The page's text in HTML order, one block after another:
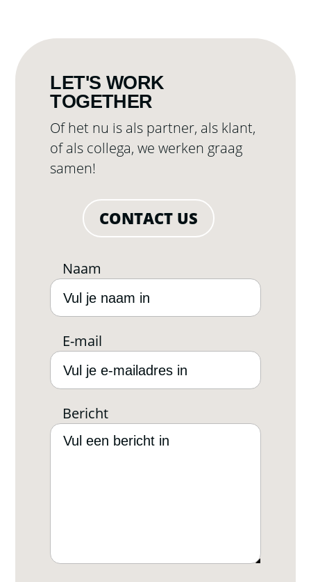
LET'S WORK
TOGETHER
Of het nu is als partner, als klant,
of als collega, we werken graag
samen!
CONTACT US
Naam
E-mail
Bericht